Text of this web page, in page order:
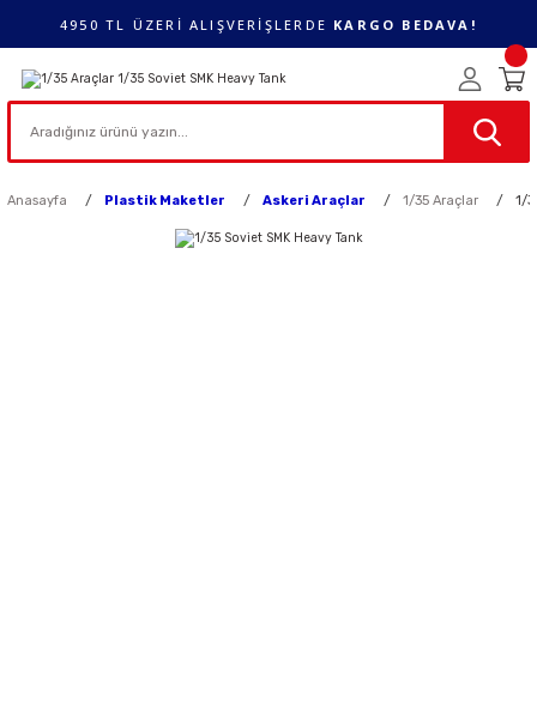
4950 TL ÜZERİ ALIŞVERİŞLERDE KARGO BEDAVA!
Anasayfa Plastik Maketler Askeri Araçlar 1/35 Araçlar 1/